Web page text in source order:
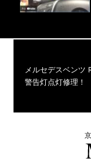
メルセデスベンツ
警告灯点灯修理！